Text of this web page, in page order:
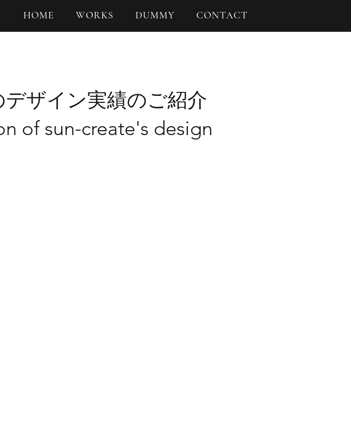
HOME WORKS DUMMY CONTACT
ザイン実績のご紹介
of sun-create's design